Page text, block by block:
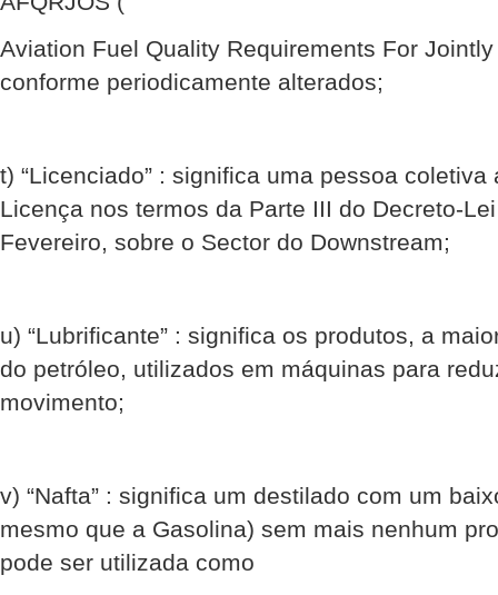
Aviation Fuel Quality Requirements For
conforme periodicamente alterados;
t) “Licenciado” : significa uma pessoa
Licença nos termos da Parte III do Decreto-
Fevereiro, sobre o Sector do Downstream;
u) “Lubrificante” : significa os produtos, a
do petróleo, utilizados em máquinas para
movimento;
v) “Nafta” : significa um destilado com um
mesmo que a Gasolina) sem mais nenhum
pode ser utilizada como